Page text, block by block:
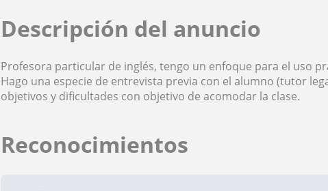
Descripción del anuncio
Profesora particular de inglés, tengo un enfoque para el uso
Hago una especie de entrevista previa con el alumno (tutor
objetivos y dificultades con objetivo de acomodar la clase.
Reconocimientos